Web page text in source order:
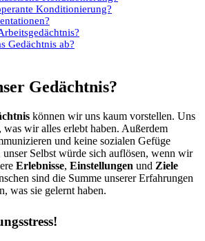
Konditionierung?
Gedächtnis ab?
Gedächtnis?
können wir uns kaum vorstellen. Uns
was wir alles erlebt haben. Außerdem
und keine sozialen Gefüge
Selbst würde sich auflösen, wenn wir
Erlebnisse, Einstellungen und Ziele
sind die Summe unserer Erfahrungen
was sie gelernt haben.